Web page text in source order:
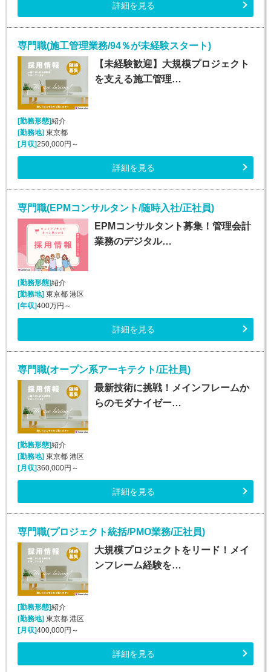
詳細を見る
専門職(施工管理業務/94％が未経験スタート)
【未経験歓迎】大規模プロジェクト
を支える施工管理…
[勤務形態]紹介
[勤務地]東京都
[月収]250,000円～
詳細を見る
専門職(EPMコンサルタント/随時入社/正社員)
EPMコンサルタント募集！管理会計
業務のデジタル…
[勤務形態]紹介
[勤務地] 東京都 港区
[年収]400万円～
詳細を見る
専門職(オープン系アーキテクト/正社員)
最新技術に挑戦！メインフレームか
らのモダナイゼー…
[勤務形態]紹介
[勤務地] 東京都 港区
[月収]360,000円～
詳細を見る
専門職(プロジェクト統括/PMO業務/正社員)
大規模プロジェクトをリード！メイ
ンフレーム経験を…
[勤務形態]紹介
[勤務地]東京都 港区
[月収]400,000円～
詳細を見る